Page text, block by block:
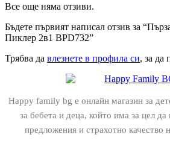
Все още няма отзиви.
Бъдете първият написал отзив за
Пиклер 2в1 BPD732”
Трябва да влезнете в профила си, за да
Happy family bg е онлайн магазин за
за бебета и деца, който има за цел
предложения и страхотно качество